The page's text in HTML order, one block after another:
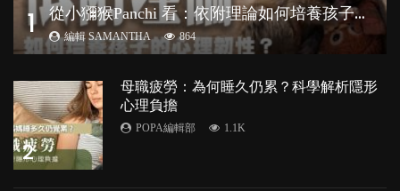
1 從
小獼猴Panchi 看：依附理論如何培養孩子心理韌性？
編輯 SAMANTHA 864
2
母職疲勞：為何睡久仍累？科學解析隱形
心理負擔
POPA編輯部 1.1K